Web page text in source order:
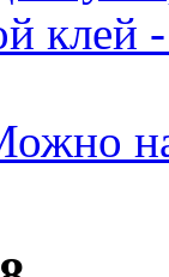
клей